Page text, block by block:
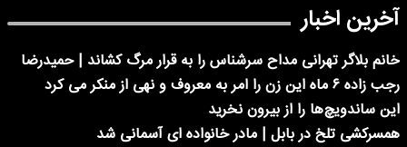
آخرین اخبار
خانم بلاگر تهرانی مداح سرشناس را به قرار مرگ کشاند | حمیدرضا
رجب زاده ۶ ماه این زن را امر به معروف و نهی از منکر می کرد
این ساندویچ‌ها را از بیرون نخرید
همسرکشی تلخ در بابل | مادر خانواده ای آسمانی شد